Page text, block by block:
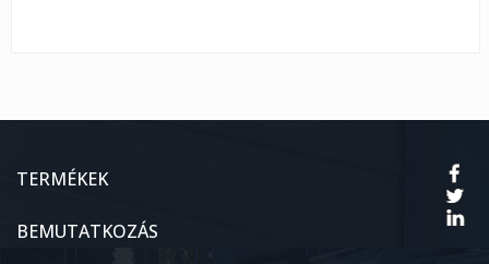
TERMÉKEK
BEMUTATKOZÁS